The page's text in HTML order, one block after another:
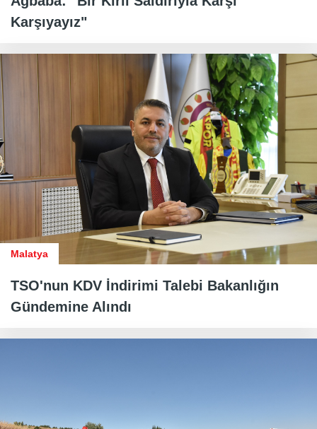
Karşıyayız"
Malatya
TSO'nun KDV İndirimi Talebi Bakanlığın
Gündemine Alındı